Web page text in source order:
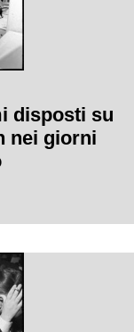
disposti su
nei giorni